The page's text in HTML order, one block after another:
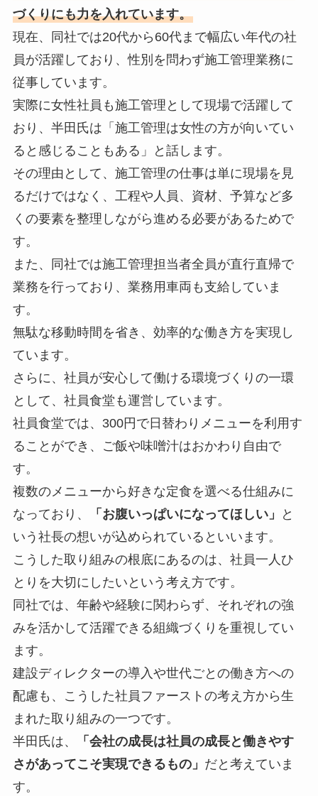
づくりにも力を入れています。
現在、同社では20代から60代まで幅広い年代の社
員が活躍しており、性別を問わず施工管理業務に
従事しています。
実際に女性社員も施工管理として現場で活躍して
おり、半田氏は「施工管理は女性の方が向いてい
ると感じることもある」と話します。
その理由として、施工管理の仕事は単に現場を見
るだけではなく、工程や人員、資材、予算など多
くの要素を整理しながら進める必要があるためで
す。
また、同社では施工管理担当者全員が直行直帰で
業務を行っており、業務用車両も支給していま
す。
無駄な移動時間を省き、効率的な働き方を実現し
ています。
さらに、社員が安心して働ける環境づくりの一環
として、社員食堂も運営しています。
社員食堂では、300円で日替わりメニューを利用す
ることができ、ご飯や味噌汁はおかわり自由で
す。
複数のメニューから好きな定食を選べる仕組みに
なっており、
「お腹いっぱいになってほしい」
と
いう社長の想いが込められているといいます。
こうした取り組みの根底にあるのは、社員一人ひ
とりを大切にしたいという考え方です。
同社では、年齢や経験に関わらず、それぞれの強
みを活かして活躍できる組織づくりを重視してい
ます。
建設ディレクターの導入や世代ごとの働き方への
配慮も、こうした社員ファーストの考え方から生
まれた取り組みの一つです。
半田氏は、
「会社の成長は社員の成長と働きやす
さがあってこそ実現できるもの」 だと考えていま
す。